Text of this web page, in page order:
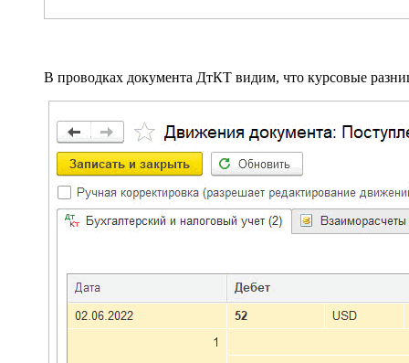
В проводках документа ДтКТ видим, что курсовые